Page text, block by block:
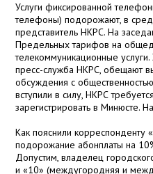
Услуги фиксированной
телефоны) подорожают, в
представитель НКРС. На
Предельных тарифов на
телекоммуникационные
пресс-служба НКРС, обещают
обсуждения с
вступили в силу, НКРС
зарегистрировать в Минюсте.
Как пояснили корреспонденту
подорожание абонплаты на
Допустим, владелец
и «10» (междугородняя и